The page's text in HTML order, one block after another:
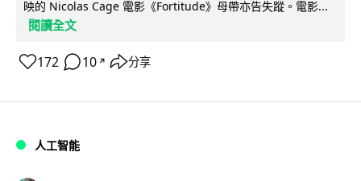
映的 Nicolas Cage 電影《Fortitude》母帶亦告失蹤。電影...
閱讀全文
172 10 ↗ 分享
人工智能